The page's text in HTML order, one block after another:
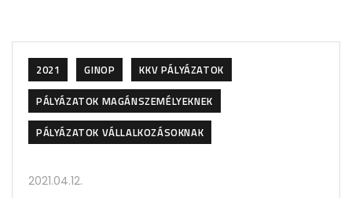
2021 GINOP
KKV PÁLYÁZATOK
PÁLYÁZATOK MAGÁNSZEMÉLYEKNEK
PÁLYÁZATOK VÁLLALKOZÁSOKNAK
2021.04.12.